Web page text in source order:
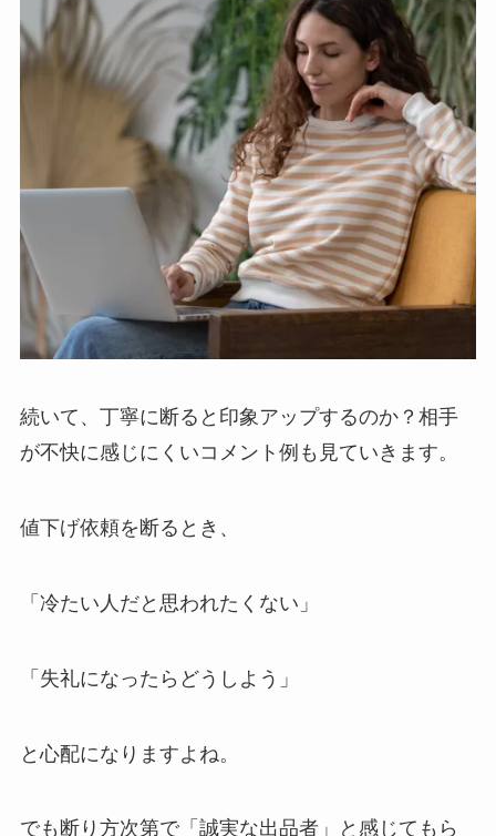
続いて、丁寧に断ると印象アップするのか？相手
が不快に感じにくいコメント例も見ていきます。
値下げ依頼を断るとき、
「冷たい人だと思われたくない」
「失礼になったらどうしよう」
と心配になりますよね。
でも断り方次第で「誠実な出品者」と感じてもら